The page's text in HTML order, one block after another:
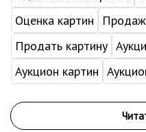
Оценка картин
Продать картину
Аукцион картин